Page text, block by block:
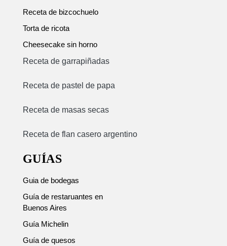
Receta de bizcochuelo
Torta de ricota
Cheesecake sin horno
Receta de garrapiñadas
Receta de pastel de papa
Receta de masas secas
Receta de flan casero argentino
GUÍAS
Guia de bodegas
Guía de restaruantes en
Buenos Aires
Guía Michelin
Guía de quesos